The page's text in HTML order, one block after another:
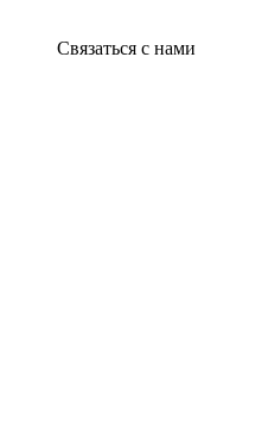
Связаться с нами